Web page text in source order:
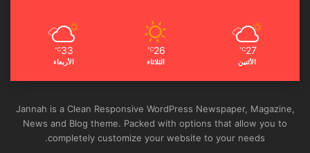
27
℃
الأثنين
26
℃
الثلاثاء
33
℃
الأربعاء
Jannah is a Clean Responsive WordPress Newspaper, Magazine,
News and Blog theme. Packed with options that allow you to
completely customize your website to your needs.